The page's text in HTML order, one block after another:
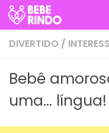
Skip to content
DIVERTIDO /
Bebê
uma… língua!